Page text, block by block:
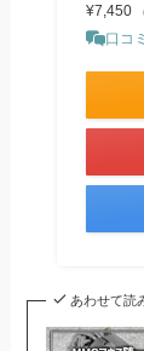
¥7,450
口コ
あわせて読